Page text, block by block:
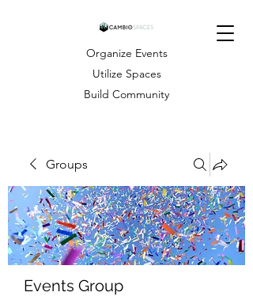
Organize Events
Utilize Spaces
Build Community
Groups
Events Group